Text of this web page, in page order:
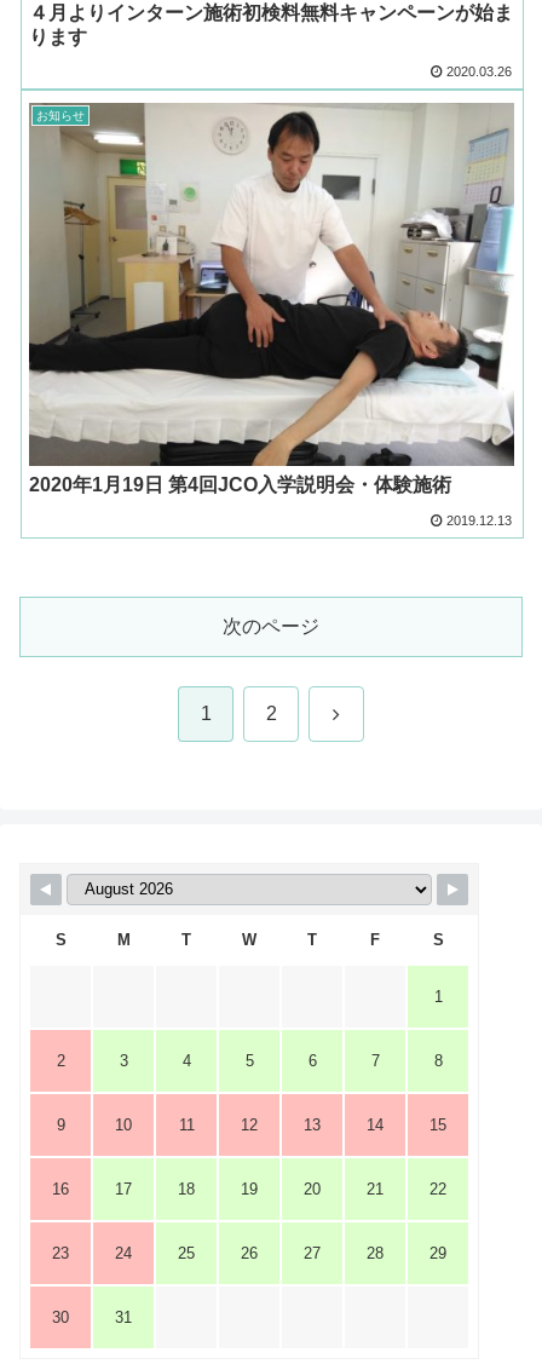
４月よりインターン施術初検料無料キャンペーンが始ま
ります
2020.03.26
お知らせ
2020年1月19日 第4回JCO入学説明会・体験施術
2019.12.13
次のページ
1 2 次
S M T W T F S
1
2 3 4 5 6 7 8
9 10 11 12 13 14 15
16 17 18 19 20 21 22
23 24 25 26 27 28 29
30 31